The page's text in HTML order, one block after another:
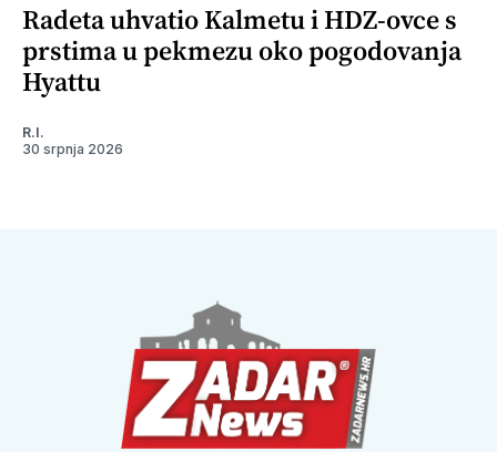
Radeta uhvatio Kalmetu i HDZ-ovce s
prstima u pekmezu oko pogodovanja
Hyattu
R.I.
30 srpnja 2026